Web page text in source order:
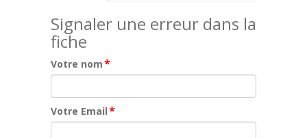
Signaler une erreur dans la
fiche
Votre nom*
Votre Email*